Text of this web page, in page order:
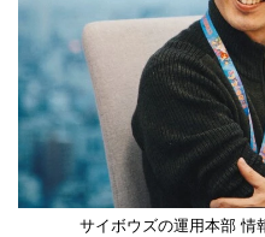
サイボウズの運用本部 情